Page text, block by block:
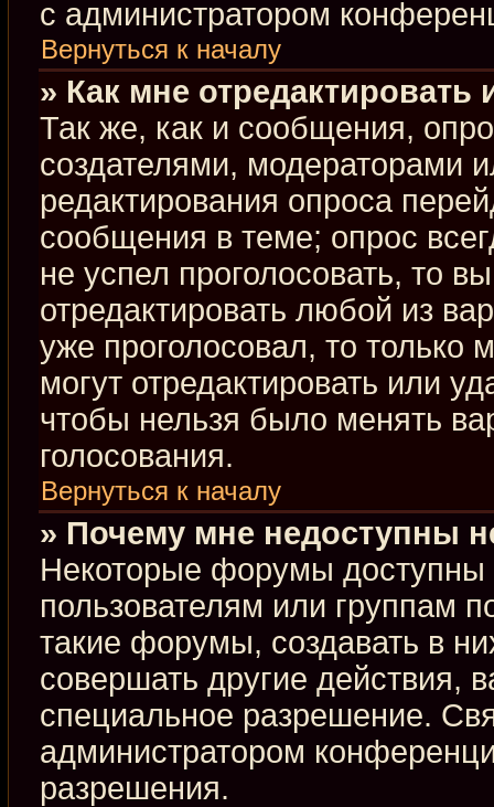
с администратором
Вернуться к началу
» Как мне отредактировать
Так же, как и сообщения,
создателями, модераторами
редактирования опроса
сообщения в теме; опрос
не успел проголосовать, то
отредактировать любой из
уже проголосовал, то
могут отредактировать или
чтобы нельзя было менять
голосования.
Вернуться к началу
» Почему мне недоступны
Некоторые форумы доступны
пользователям или группам
такие форумы, создавать в
совершать другие действия,
специальное разрешение.
администратором
разрешения.